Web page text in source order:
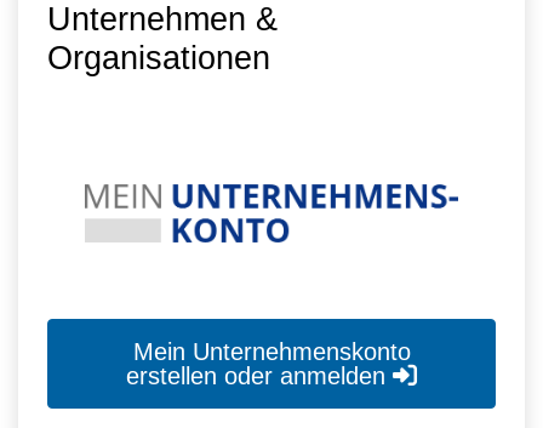
Unternehmen &
Organisationen
Mein Unternehmenskonto
erstellen oder anmelden